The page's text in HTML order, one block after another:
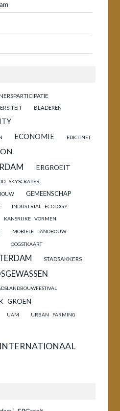
BLADEREN
ECONOMIE EDICITNET
ERGROEIT
SKYSCRAPER
GEMEENSCHAP
INDUSTRIAL ECOLOGY
KANSRIJKE VORMEN
MOBIELE LANDBOUW
OOGSTKAART
STADSAKKERS
GROEN
UAM URBAN FARMING